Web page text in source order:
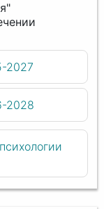
2027
2028